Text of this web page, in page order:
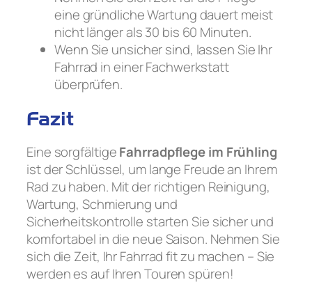
eine gründliche Wartung dauert meist
nicht länger als 30 bis 60 Minuten.
Wenn Sie unsicher sind, lassen Sie Ihr
Fahrrad in einer Fachwerkstatt
überprüfen.
Fazit
Eine sorgfältigeFahrradpflege im Frühling
ist der Schlüssel, um lange Freude an Ihrem
Rad zu haben. Mit der richtigen Reinigung,
Wartung, Schmierung und
Sicherheitskontrolle starten Sie sicher und
komfortabel in die neue Saison. Nehmen Sie
sich die Zeit, Ihr Fahrrad fit zu machen – Sie
werden es auf Ihren Touren spüren!